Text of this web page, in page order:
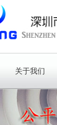
关于我们